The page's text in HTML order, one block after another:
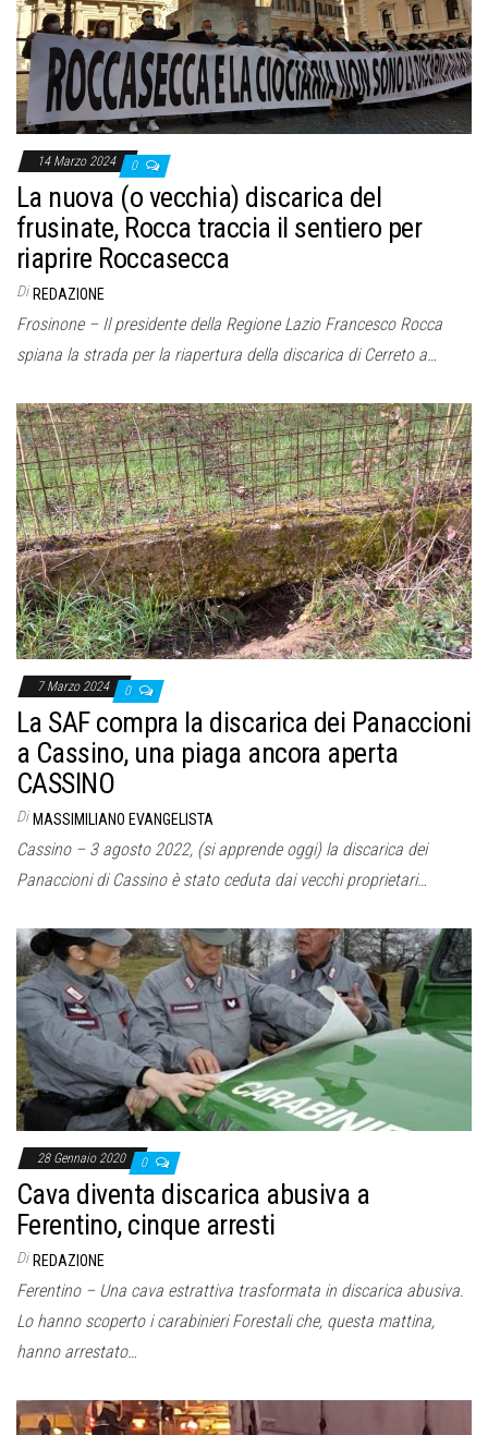
14 Marzo 2024 0
La nuova (o vecchia) discarica del
frusinate, Rocca traccia il sentiero per
riaprire Roccasecca
Di REDAZIONE
Frosinone – Il presidente della Regione Lazio Francesco Rocca
spiana la strada per la riapertura della discarica di Cerreto a…
7 Marzo 2024 0
La SAF compra la discarica dei Panaccioni
a Cassino, una piaga ancora aperta
CASSINO
Di MASSIMILIANO EVANGELISTA
Cassino – 3 agosto 2022, (si apprende oggi) la discarica dei
Panaccioni di Cassino è stato ceduta dai vecchi proprietari…
28 Gennaio 2020 0
Cava diventa discarica abusiva a
Ferentino, cinque arresti
Di REDAZIONE
Ferentino – Una cava estrattiva trasformata in discarica abusiva.
Lo hanno scoperto i carabinieri Forestali che, questa mattina,
hanno arrestato…